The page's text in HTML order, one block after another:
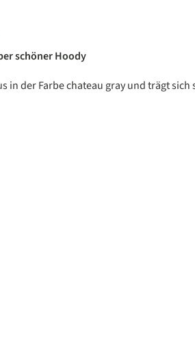
schöner Hoody
in der Farbe chateau gray und trägt sich